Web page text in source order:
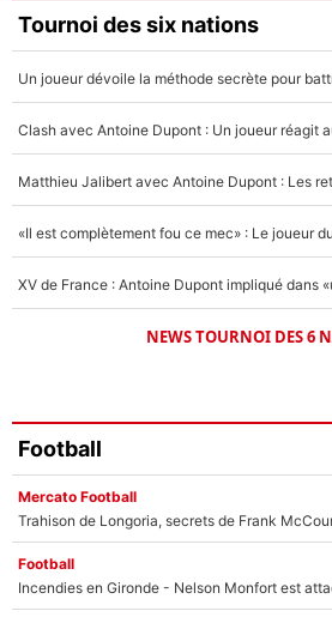
Faris Moumbagna
4%
Un autre joueur
5%
Tournoi des six nations
NEWS TOURNOI DES 6
Football
Mercato Football
Football